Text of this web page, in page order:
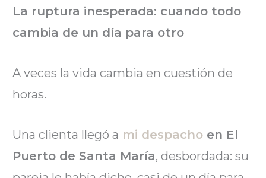
La ruptura inesperada: cuando todo
cambia de un día para otro
A veces la vida cambia en cuestión de
horas.
Una clienta llegó a mi despacho en El
Puerto de Santa María, desbordada: su